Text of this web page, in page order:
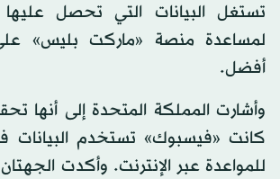
تستغل البيانات التي تحصل
لمساعدة منصة «ماركت بليس»
أفضل.
وأشارت المملكة المتحدة إلى أنها
كانت «فيسبوك» تستخدم البيانات
للمواعدة عبر الإنترنت. وأكدت